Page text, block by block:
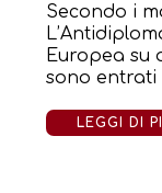
Secondo i
Europea su
sono entrati
LEGGI DI